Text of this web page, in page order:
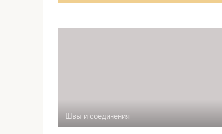
Швы и соединения